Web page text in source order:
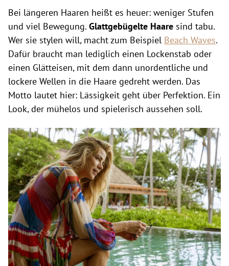
Bei längeren Haaren heißt es heuer: weniger Stufen
und viel Bewegung. Glattgebügelte Haare sind tabu.
Wer sie stylen will, macht zum Beispiel Beach Waves.
Dafür braucht man lediglich einen Lockenstab oder
einen Glätteisen, mit dem dann unordentliche und
lockere Wellen in die Haare gedreht werden. Das
Motto lautet hier: Lässigkeit geht über Perfektion. Ein
Look, der mühelos und spielerisch aussehen soll.